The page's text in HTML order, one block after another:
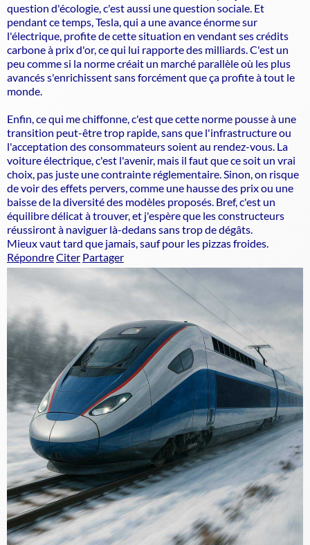
question d'écologie, c'est aussi une question sociale. Et
pendant ce temps, Tesla, qui a une avance énorme sur
l'électrique, profite de cette situation en vendant ses crédits
carbone à prix d'or, ce qui lui rapporte des milliards. C'est un
peu comme si la norme créait un marché parallèle où les plus
avancés s'enrichissent sans forcément que ça profite à tout le
monde.
Enfin, ce qui me chiffonne, c'est que cette norme pousse à une
transition peut-être trop rapide, sans que l'infrastructure ou
l'acceptation des consommateurs soient au rendez-vous. La
voiture électrique, c'est l'avenir, mais il faut que ce soit un vrai
choix, pas juste une contrainte réglementaire. Sinon, on risque
de voir des effets pervers, comme une hausse des prix ou une
baisse de la diversité des modèles proposés. Bref, c'est un
équilibre délicat à trouver, et j'espère que les constructeurs
réussiront à naviguer là-dedans sans trop de dégâts.
Mieux vaut tard que jamais, sauf pour les pizzas froides.
RépondreCiter Partager